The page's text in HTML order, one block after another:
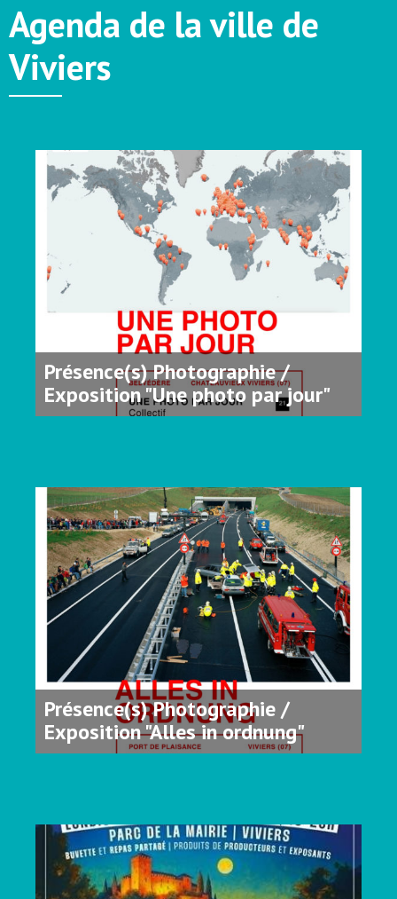
Agenda de la ville de
Viviers
Présence(s) Photographie /
Exposition "Une photo par jour"
Présence(s) Photographie /
Exposition "Alles in ordnung"